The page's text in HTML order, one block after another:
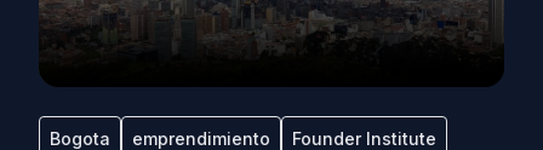
Bogota emprendimiento Founder Institute